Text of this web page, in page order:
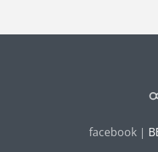
facebook |